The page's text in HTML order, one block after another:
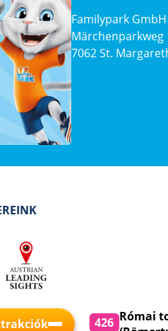
426 Római
Familypark GmbH
Märchenparkweg
7062 St.